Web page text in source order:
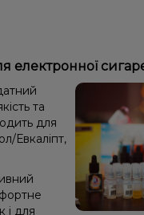
електронної
та
для
Евкаліпт,
і для